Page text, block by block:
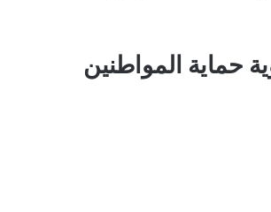
حماية المواطنين